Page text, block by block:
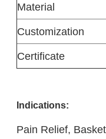
Material
Customization
Certificate
Indications:
Pain Relief,